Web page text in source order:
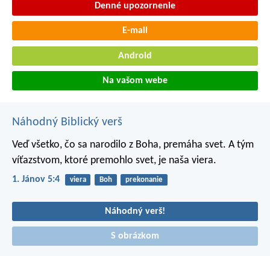
Denné upozornenie
E-mail
Android
Na vašom webe
Náhodný Biblický verš
Veď všetko, čo sa narodilo z Boha, premáha svet. A tým
víťazstvom, ktoré premohlo svet, je naša viera.
1. Jánov 5:4 viera Boh prekonanie
Náhodný verš!
S obrázkom